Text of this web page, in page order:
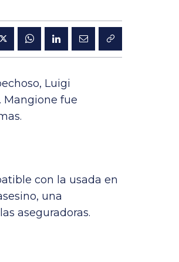
Luigi
Mangione fue
con la usada en
una
aseguradoras.